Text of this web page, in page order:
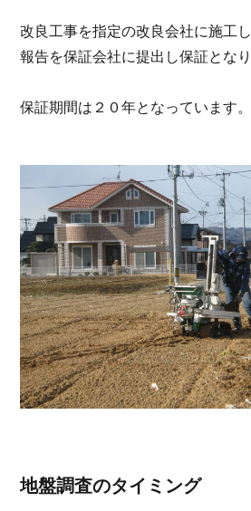
改良工事を指定の改良会社に施工
報告を保証会社に提出し保証となり
保証期間は２０年となっています。
地盤調査のタイミング